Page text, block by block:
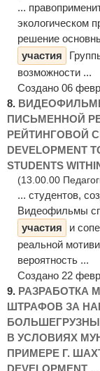
...
экологическом
решение
участия
возможности ...
Создано 06
8.
ПИСЬМЕННОЙ
РЕЙТИНГОВОЙ
DEVELOPMENT
STUDENTS
(13.00.00
... студентов,
Видеофильмы
участия
и
реальной
вероятность ...
Создано 22
9. РАЗРАБОТКА
ШТРАФОВ ЗА
В УСЛОВИЯХ
ПРИМЕРЕ Г.
DEVELOPMENT ...